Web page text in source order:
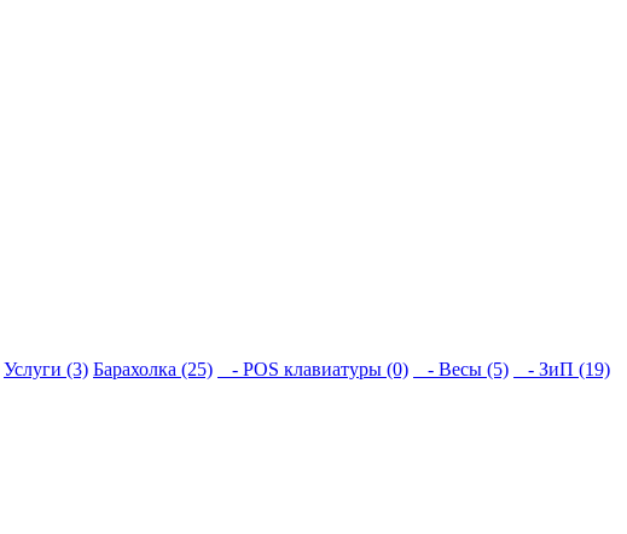
Услуги (3) Барахолка (25) - POS клавиатуры (0) - Весы (5)
- ЗиП (19)